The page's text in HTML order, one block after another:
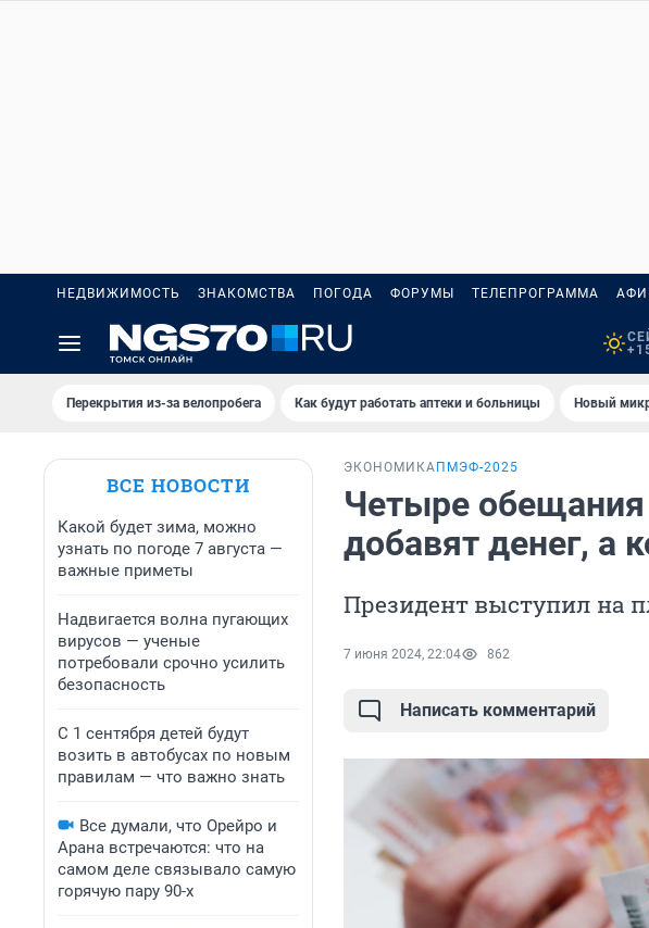
НЕДВИЖИМОСТЬ ЗНАКОМСТВА ПОГОДА ФОРУМЫ ТЕЛЕПРОГРАММА
Перекрытия из-за велопробега Как будут работать аптеки и больницы Новый
ВСЕ НОВОСТИ
Какой будет зима, можно
узнать по погоде 7 августа —
важные приметы
Надвигается волна пугающих
вирусов — ученые
потребовали срочно усилить
безопасность
С 1 сентября детей будут
возить в автобусах по новым
правилам — что важно знать
Все думали, что Орейро и
Арана встречаются: что на
самом деле связывало самую
горячую пару 90-х
ЭКОНОМИКА ПМЭФ-2025
Четыре
добавят денег, а
Президент выступил на
7 июня 2024, 22:04 862
Написать комментарий